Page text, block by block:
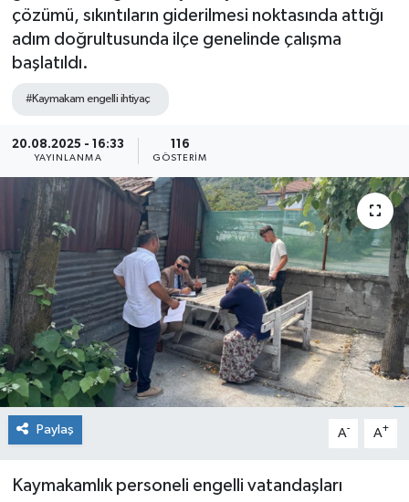
çözümü, sıkıntıların giderilmesi noktasında attığı
adım doğrultusunda ilçe genelinde çalışma
başlatıldı.
#Kaymakam engelli ihtiyaç
20.08.2025 - 16:33
YAYINLANMA
116
GÖSTERIM
Paylaş A- A+
Kaymakamlık personeli engelli vatandaşları
Ekonomi
Kültür-Sanat
Magazin
Medya
Mizah
Röportaj
Teknoloji